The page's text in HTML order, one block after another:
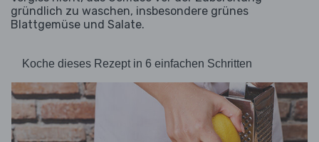
gründlich zu waschen, insbesondere grünes
Blattgemüse und Salate.
Koche dieses Rezept in 6 einfachen Schritten